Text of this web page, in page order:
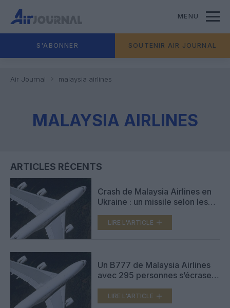
MENU
S'ABONNER SOUTENIR AIR JOURNAL
Air Journal malaysia airlines
MALAYSIA AIRLINES
ARTICLES RÉCENTS
Crash de Malaysia Airlines en
Ukraine : un missile selon les
LIRE L'ARTICLE
Un B777 de Malaysia Airlines
avec 295 personnes s’écrase
LIRE L'ARTICLE